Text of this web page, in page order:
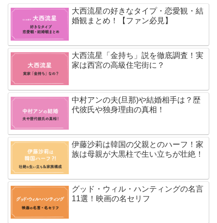
大西流星の好きなタイプ・恋愛観・結
婚観まとめ！【ファン必見】
大西流星「金持ち」説を徹底調査！実
家は西宮の高級住宅街に？
中村アンの夫(旦那)や結婚相手は？歴
代彼氏や独身理由の真相！
伊藤沙莉は韓国の父親とのハーフ！家
族は母親が大黒柱で生い立ちが壮絶！
グッド・ウィル・ハンティングの名言
11選！映画の名セリフ